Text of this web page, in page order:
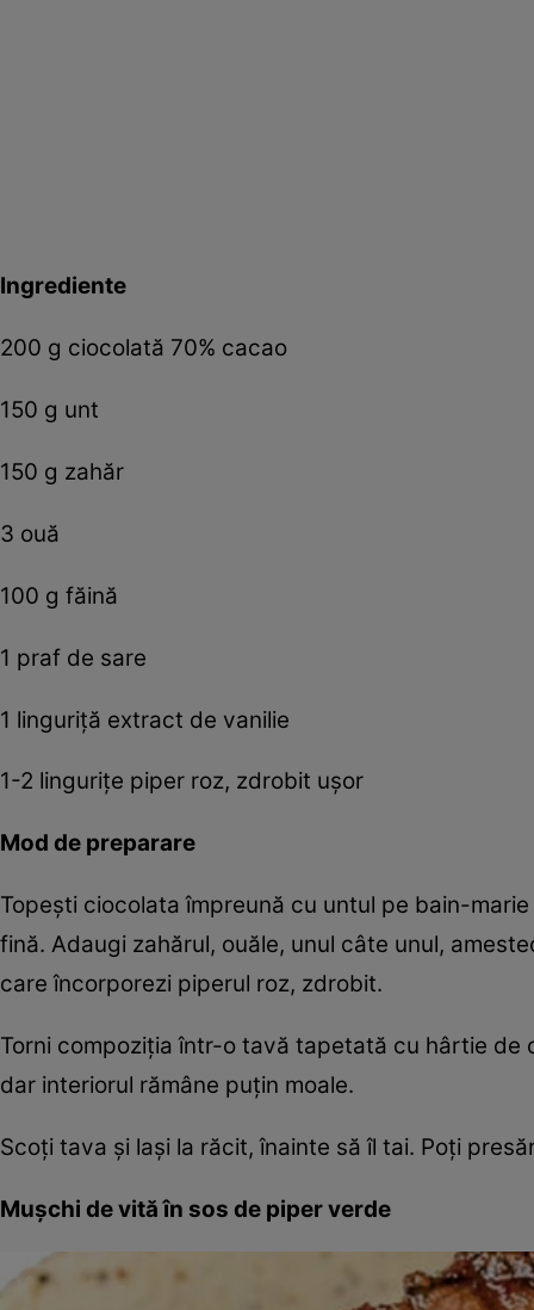
Ingrediente
200 g ciocolată 70% cacao
150 g unt
150 g zahăr
3 ouă
100 g făină
1 praf de sare
1 linguriță extract de vanilie
1-2 lingurițe piper roz, zdrobit ușor
Mod de preparare
Topești ciocolata împreună cu untul pe bain-
fină. Adaugi zahărul, ouăle, unul câte unul,
care încorporezi piperul roz, zdrobit.
Torni compoziția într-o tavă tapetată cu hârtie
dar interiorul rămâne puțin moale.
Scoți tava și lași la răcit, înainte să îl tai. Poți
Mușchi de vită în sos de piper verde